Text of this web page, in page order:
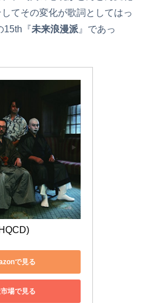
てその変化が歌詞としてはっ
15th『未来浪漫派 』であっ
で見る
場で見る